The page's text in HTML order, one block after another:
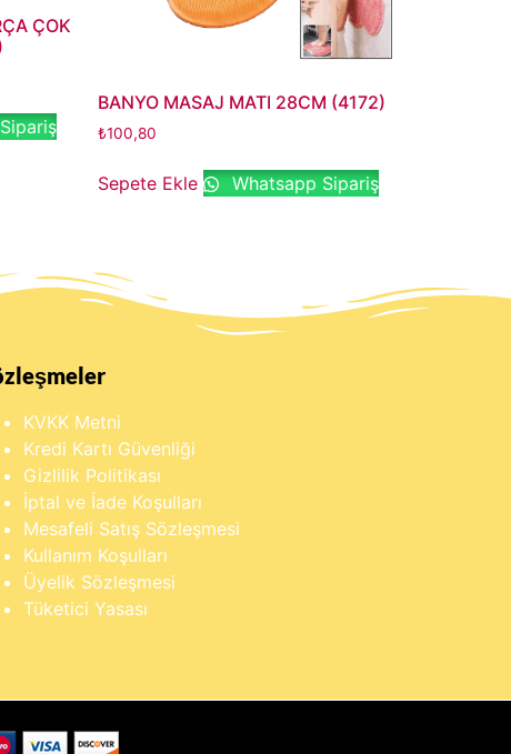
ÇOK
BANYO MASAJ MATI 28CM (4172)
₺100,80
Sepete Ekle Whatsapp Sipariş
KVKK Metni
Kredi Kartı Güvenliği
Gizlilik Politikası
İptal ve İade Koşulları
Mesafeli Satış Sözleşmesi
Kullanım Koşulları
Üyelik Sözleşmesi
Tüketici Yasası